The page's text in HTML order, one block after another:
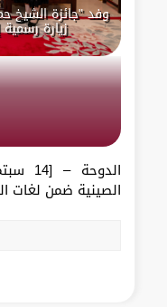
وفد "جائزة الشيخ
زيارة
الصينية ضمن لغات